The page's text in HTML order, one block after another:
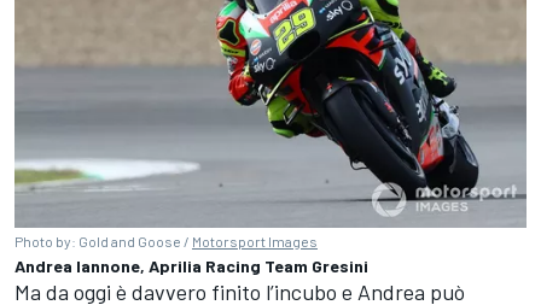
Photo by: Gold and Goose / Motorsport Images
Andrea Iannone, Aprilia Racing Team Gresini
Ma da oggi è davvero finito l’incubo e Andrea può